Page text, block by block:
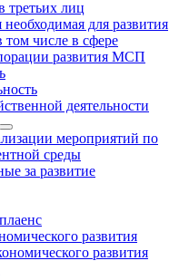
третьих лиц
для развития
числе в сфере
развития МСП
деятельности
мероприятий по
среды
за развитие
развития
развития